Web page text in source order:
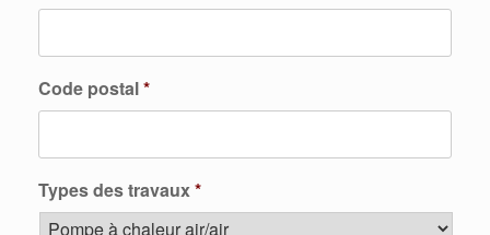
Code postal*
Types des travaux*